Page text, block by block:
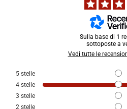
Sulla base di 1
sottoposte a
Vedi tutte le
5 stelle
4 stelle
3 stelle
2 stelle